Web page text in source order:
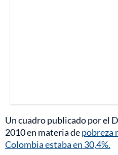
Un cuadro publicado por el
2010 en materia depobreza
Colombia estaba en 30,4%.